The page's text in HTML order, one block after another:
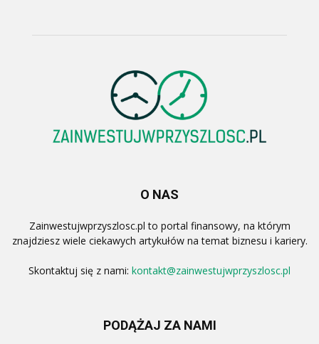
O NAS
Zainwestujwprzyszlosc.pl to portal finansowy, na którym
znajdziesz wiele ciekawych artykułów na temat biznesu i kariery.
Skontaktuj się z nami: kontakt@zainwestujwprzyszlosc.pl
PODĄŻAJ ZA NAMI